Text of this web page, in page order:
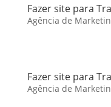
Fazer site para
Agência de
Fazer site para
Agência de